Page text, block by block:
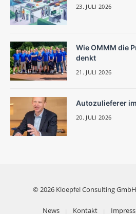
23. JULI 2026
Wie OMMM die
denkt
21. JULI 2026
Autozulieferer
20. JULI 2026
© 2026 Kloepfel Consulting
News Kontakt